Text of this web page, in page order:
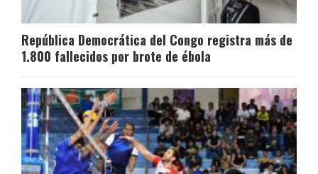
República Democrática del Congo registra más de
1.800 fallecidos por brote de ébola